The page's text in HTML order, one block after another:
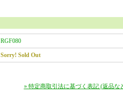
RGF080
Sorry! Sold Out
» 特定商取引法に基づく表記 (返品な